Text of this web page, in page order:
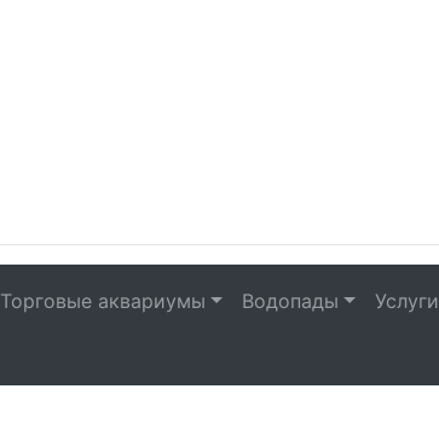
Торговые аквариумы Водопады Услуги